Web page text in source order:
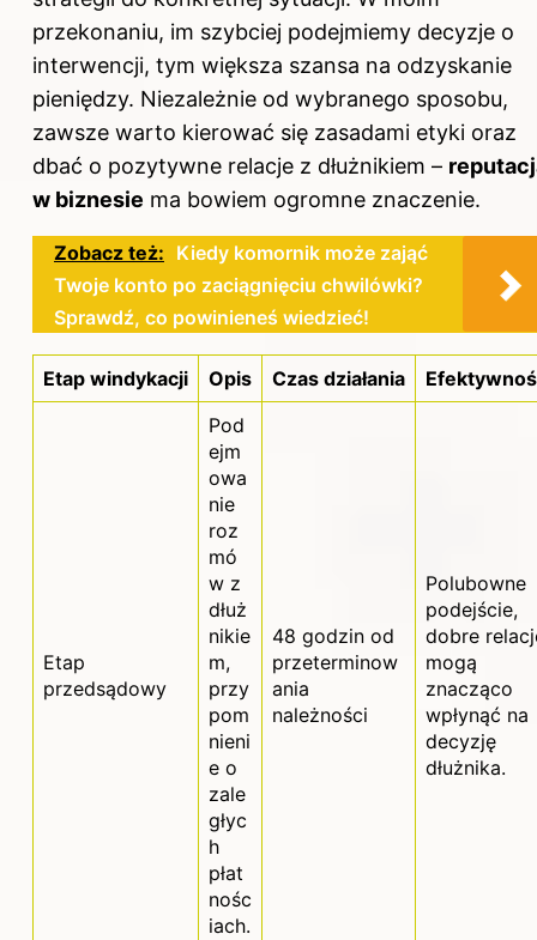
przekonaniu, im szybciej podejmiemy decyzje o
interwencji, tym większa szansa na odzyskanie
pieniędzy. Niezależnie od wybranego sposobu,
zawsze warto kierować się zasadami etyki oraz
dbać o pozytywne relacje z dłużnikiem –
w biznesie ma bowiem ogromne znaczenie.
Zobacz też: Kiedy komornik może zająć
Twoje konto po zaciągnięciu chwilówki?
Sprawdź, co powinieneś wiedzieć!
Etap windykacji Opis Czas działania
Etap
przedsądowy
Pod
ejm
owa
nie
roz
mó
w z
dłuż
nikie
m,
przy
pom
nieni
e o
zale
głyc
h
płat
nośc
iach.
48 godzin od
przeterminow
ania
należności
Polubowne
podejście,
dobre
mogą
znacząco
wpłynąć na
decyzję
dłużnika.